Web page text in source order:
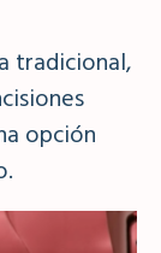
tradicional,
opción